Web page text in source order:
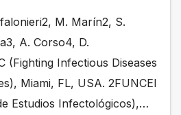
M. Marín2, S.
A. Corso4, D.
(Fighting Infectious Diseases
Miami, FL, USA. 2FUNCEI
Estudios Infectológicos),…